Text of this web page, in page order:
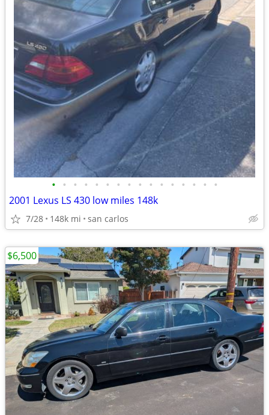
• • • • • • • • • • • • • • • •
2001 Lexus LS 430 low miles 148k
7/28 148k mi san carlos
$6,500